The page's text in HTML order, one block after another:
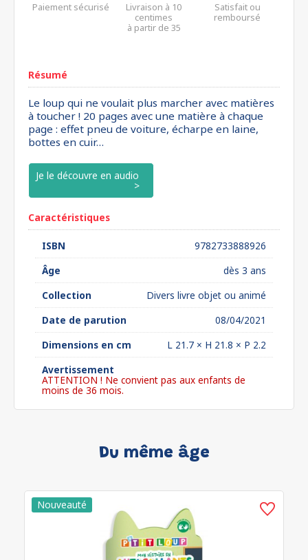
Paiement sécurisé
Livraison à 10
centimes
à partir de 35
Satisfait ou
remboursé
Résumé
Le loup qui ne voulait plus marcher avec matières
à toucher ! 20 pages avec une matière à chaque
page : effet pneu de voiture, écharpe en laine,
bottes en cuir…
Je le découvre en audio
Caractéristiques
ISBN
9782733888926
Âge
dès 3 ans
Collection
Divers livre objet ou animé
Date de parution
08/04/2021
Dimensions en cm
L 21.7 × H 21.8 × P 2.2
Avertissement
ATTENTION ! Ne convient pas aux enfants de
moins de 36 mois.
Du même âge